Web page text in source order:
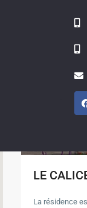
LE
La résidence